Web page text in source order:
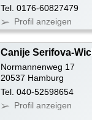
Tel. 0176-60827479
Profil anzeigen
Canije Serifova-
Normannenweg 17
20537 Hamburg
Tel. 040-52598654
Profil anzeigen